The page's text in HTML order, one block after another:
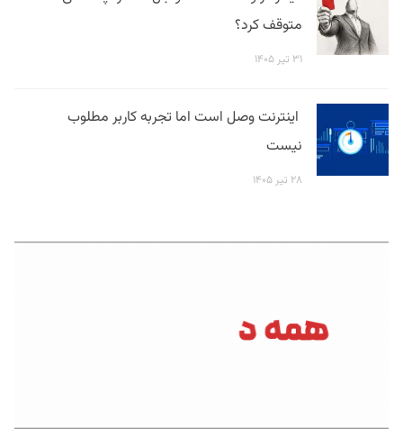
متوقف کرد؟
۳۱ تیر ۱۴۰۵
اینترنت وصل است اما تجربه کاربر مطلوب
نیست
۲۸ تیر ۱۴۰۵